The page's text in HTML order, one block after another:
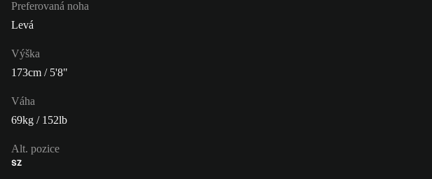
Preferovaná noha
Levá
Výška
173cm / 5'8"
Váha
69kg / 152lb
Alt. pozice
SZ